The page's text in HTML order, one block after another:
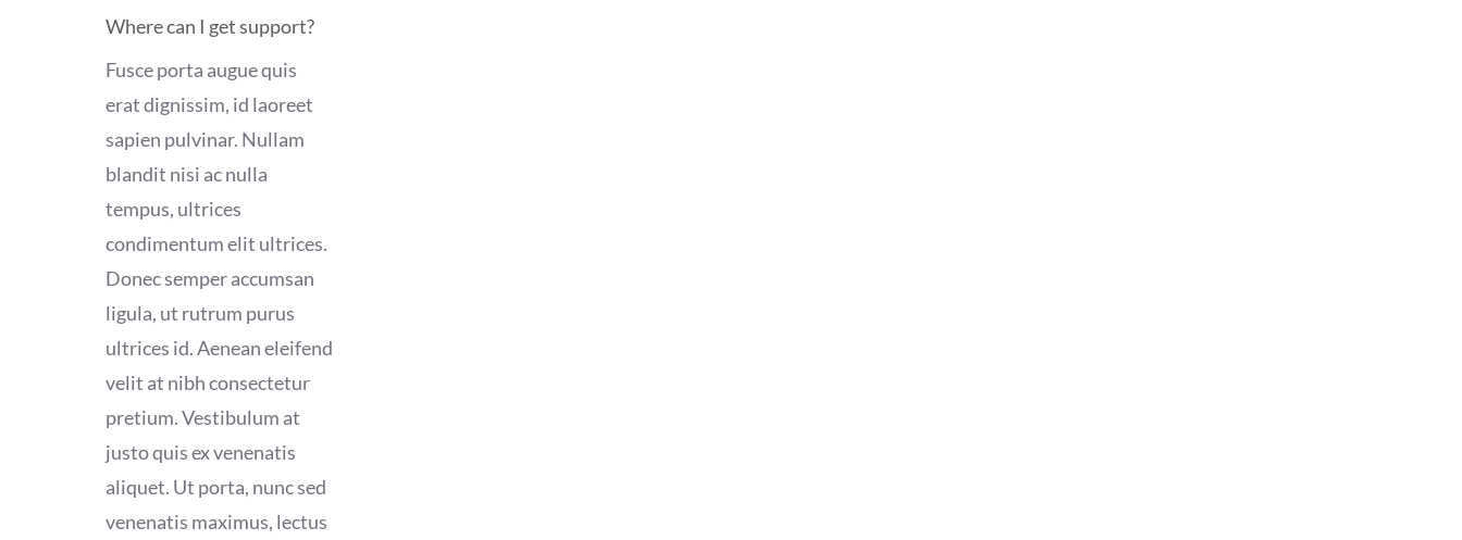
Where can I get support?
Fusce porta augue quis
erat dignissim, id laoreet
sapien pulvinar. Nullam
blandit nisi ac nulla
tempus, ultrices
condimentum elit ultrices.
Donec semper accumsan
ligula, ut rutrum purus
ultrices id. Aenean eleifend
velit at nibh consectetur
pretium. Vestibulum at
justo quis ex venenatis
aliquet. Ut porta, nunc sed
venenatis maximus, lectus